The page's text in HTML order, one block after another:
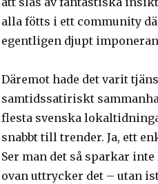
alla fötts i ett community
egentligen djupt
Däremot hade det varit
samtidssatiriskt
flesta svenska
snabbt till trender. Ja, ett
Ser man det så sparkar
ovan uttrycker det – utan